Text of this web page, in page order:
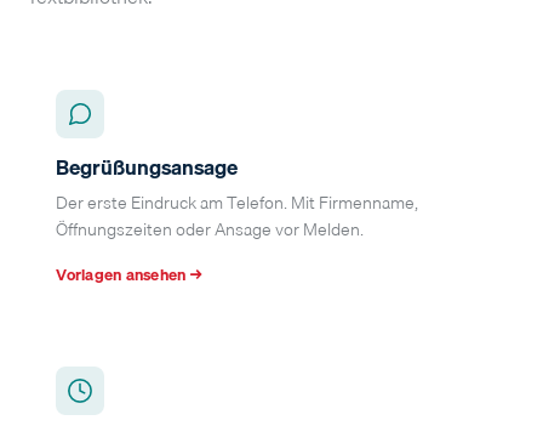
Begrüßungsansage
Der erste Eindruck am Telefon. Mit Firmenname,
Öffnungszeiten oder Ansage vor Melden.
Vorlagen ansehen →